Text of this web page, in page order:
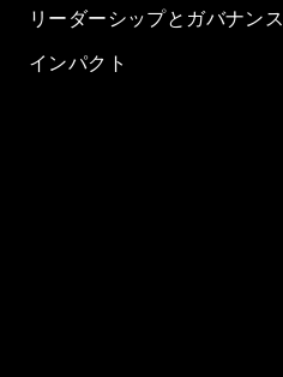
リーダーシップとガバナンス
インパクト